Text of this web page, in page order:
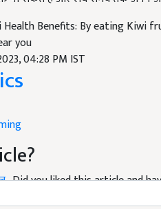
Health Benefits: By eating Kiwi
you
04:28 PM IST
. Did you liked this article and